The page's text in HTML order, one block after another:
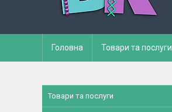
Головна Товари та послуги
Товари та послуги